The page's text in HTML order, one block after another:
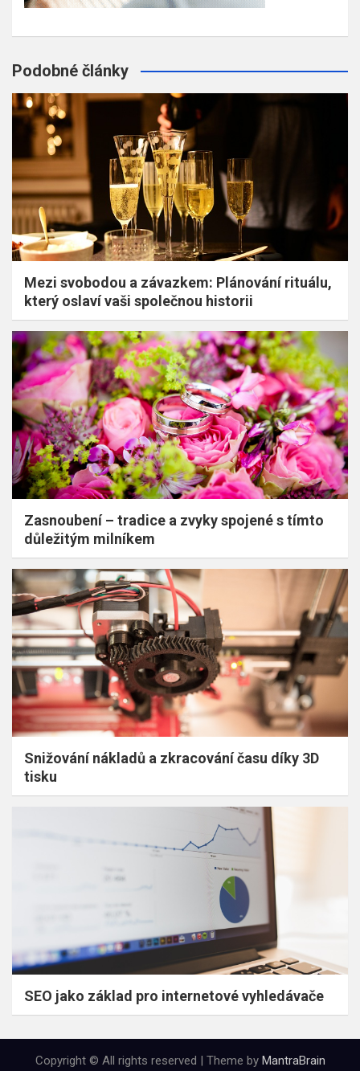
Podobné články
Mezi svobodou a závazkem: Plánování rituálu,
který oslaví vaši společnou historii
Zasnoubení – tradice a zvyky spojené s tímto
důležitým milníkem
Snižování nákladů a zkracování času díky 3D
tisku
SEO jako základ pro internetové vyhledávače
Copyright © All rights reserved | Theme by MantraBrain